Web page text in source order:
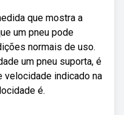
que mostra a
um pneu pode
normais de uso.
um pneu suporta, é
velocidade indicado na
é.